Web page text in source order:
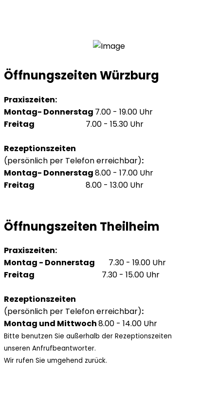
Öffnungszeiten Würzburg
Praxiszeiten:
Montag- Donnerstag 7.00 - 19.00 Uhr
Freitag 7.00 - 15.30 Uhr
Rezeptionszeiten
(persönlich per Telefon erreichbar):
Montag- Donnerstag8.00 - 17.00 Uhr
Freitag 8.00 - 13.00 Uhr
Öffnungszeiten Theilheim
Praxiszeiten:
Montag - Donnerstag 7.30 - 19.00 Uhr
Freitag
7.30 - 15.00 Uhr
Rezeptionszeiten
(persönlich per Telefon erreichbar):
Montag und Mittwoch8.00 - 14.00 Uhr
Bitte benutzen Sie außerhalb der Rezeptionszeiten
unseren Anfrufbeantworter.
Wir rufen Sie umgehend zurück.